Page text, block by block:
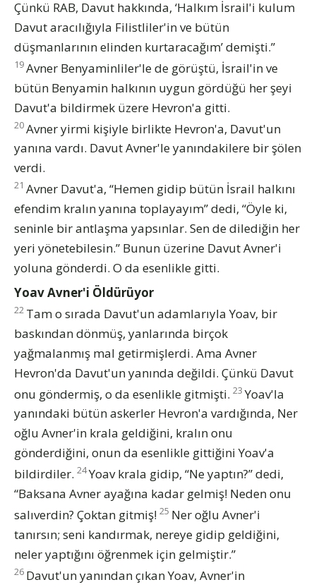
Çünkü RAB, Davut hakkında, ‘Halkım İsrail'i kulum
Davut aracılığıyla Filistliler'in ve bütün
düşmanlarının elinden kurtaracağım’ demişti.”
19Avner Benyaminliler'le de görüştü, İsrail'in ve
bütün Benyamin halkının uygun gördüğü her şeyi
Davut'a bildirmek üzere Hevron'a gitti.
20Avner yirmi kişiyle birlikte Hevron'a, Davut'un
yanına vardı. Davut Avner'le yanındakilere bir şölen
verdi.
21 Avner Davut'a, “Hemen gidip bütün İsrail halkını
efendim kralın yanına toplayayım” dedi, “Öyle ki,
seninle bir antlaşma yapsınlar. Sen de dilediğin her
yeri yönetebilesin.” Bunun üzerine Davut Avner'i
yoluna gönderdi. O da esenlikle gitti.
Yoav Avner'i Öldürüyor
22 Tam o sırada Davut'un adamlarıyla Yoav, bir
baskından dönmüş, yanlarında birçok
yağmalanmış mal getirmişlerdi. Ama Avner
Hevron'da Davut'un yanında değildi. Çünkü Davut
onu göndermiş, o da esenlikle gitmişti. 23 Yoav'la
yanındaki bütün askerler Hevron'a vardığında, Ner
oğlu Avner'in krala geldiğini, kralın onu
gönderdiğini, onun da esenlikle gittiğini Yoav'a
bildirdiler. 24Yoav krala gidip, “Ne yaptın?” dedi,
“Baksana Avner ayağına kadar gelmiş! Neden onu
salıverdin? Çoktan gitmiş! 25 Ner oğlu Avner'i
tanırsın; seni kandırmak, nereye gidip geldiğini,
neler yaptığını öğrenmek için gelmiştir.”
26 Davut'un yanından çıkan Yoav, Avner'in